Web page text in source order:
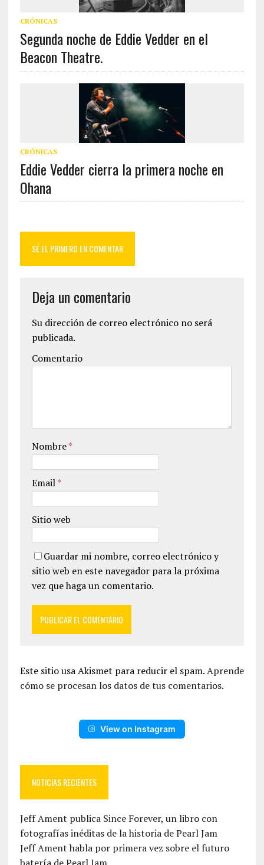
CRÓNICAS
Segunda noche de Eddie Vedder en el
Beacon Theatre.
CRÓNICAS
Eddie Vedder cierra la primera noche en
Ohana
SÉ EL PRIMERO EN COMENTAR
Deja un comentario
Su dirección de correo electrónico no será
publicada.
Comentario
Nombre*
Email*
Sitio web
Guardar mi nombre, correo electrónico y
sitio web en este navegador para la próxima
vez que haga un comentario.
Este sitio usa Akismet para reducir el spam.Aprende
cómo se procesan los datos de tus comentarios.
View on Instagram
NOTICIAS RECIENTES
Jeff Ament publica Since Forever, un libro con
fotografías inéditas de la historia de Pearl Jam
Jeff Ament habla por primera vez sobre el futuro